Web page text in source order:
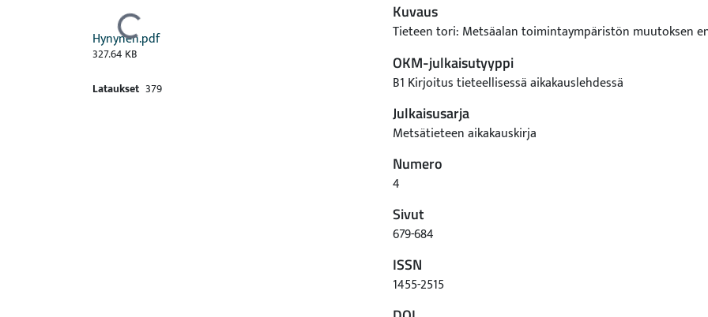
Ladataan...
Hynynen.pdf
327.64 KB
Lataukset 379
Kuvaus
Tieteen tori: Metsäalan toimintaympäristön muutoksen
OKM-julkaisutyyppi
B1 Kirjoitus tieteellisessä aikakauslehdessä
Julkaisusarja
Metsätieteen aikakauskirja
Numero
4
Sivut
679-684
ISSN
1455-2515